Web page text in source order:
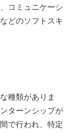
コミュニケーシ
どのソフトスキ
種類がありま
ターンシップが
で行われ、特定